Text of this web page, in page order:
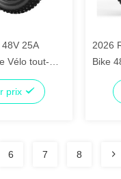
25A
Vélo tout-
de
prix
2026
Bike
6 7 8